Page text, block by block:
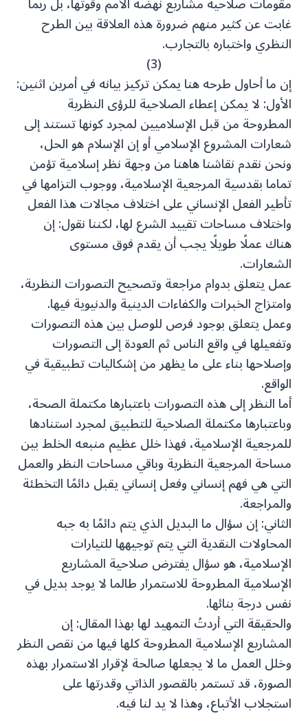
غابت عن كثير منهم ضرورة هذه العلاقة بين الطرح
النظري واختباره بالتجارب.
(3)
إن ما أحاول طرحه هنا يمكن تركيز بيانه في أمرين اثنين:
الأول: لا يمكن إعطاء الصلاحية للرؤى النظرية
المطروحة من قبل الإسلاميين لمجرد كونها تستند إلى
شعارات المشروع الإسلامي أو إن الإسلام هو الحل،
ونحن نقدم نقاشنا هاهنا من وجهة نظر إسلامية تؤمن
تماما بقدسية المرجعية الإسلامية، ووجوب التزامها في
تأطير الفعل الإنساني على اختلاف مجالات هذا الفعل
واختلاف مساحات تقييد الشرع لها، لكننا نقول: إن
هناك عملًا طويلًا يجب أن يقدم فوق مستوى
الشعارات.
عمل يتعلق بدوام مراجعة وتصحيح التصورات النظرية،
وامتزاج الخبرات والكفاءات الدينية والدنيوية فيها.
وعمل يتعلق بوجود فرص للوصل بين هذه التصورات
وتفعيلها في واقع الناس ثم العودة إلى التصورات
وإصلاحها بناء على ما يظهر من إشكاليات تطبيقية في
الواقع.
أما النظر إلى هذه التصورات باعتبارها مكتملة الصحة،
وباعتبارها مكتملة الصلاحية للتطبيق لمجرد استنادها
للمرجعية الإسلامية، فهذا خلل عظيم منبعه الخلط بين
مساحة المرجعية النظرية وباقي مساحات النظر والعمل
التي هي فهم إنساني وفعل إنساني يقبل دائمًا التخطئة
والمراجعة.
الثاني: إن سؤال ما البديل الذي يتم دائمًا به جبه
المحاولات النقدية التي يتم توجيهها للتيارات
الإسلامية، هو سؤال يفترض صلاحية المشاريع
الإسلامية المطروحة للاستمرار طالما لا يوجد بديل في
نفس درجة بنائها.
والحقيقة التي أردتُ التمهيد لها بهذا المقال: إن
المشاريع الإسلامية المطروحة كلها فيها من نقص النظر
وخلل العمل ما لا يجعلها صالحة لإقرار الاستمرار بهذه
الصورة، قد تستمر بالقصور الذاتي وقدرتها على
استجلاب الأتباع، وهذا لا يد لنا فيه.